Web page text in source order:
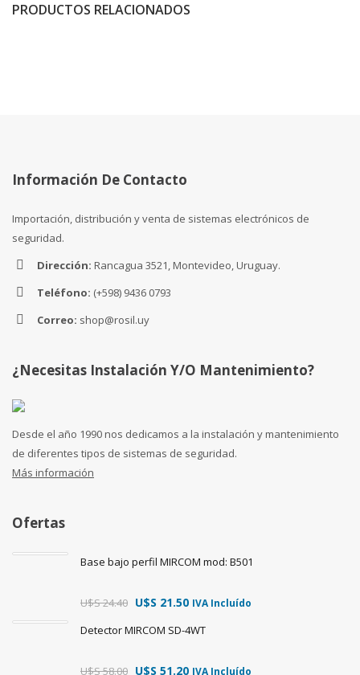
PRODUCTOS RELACIONADOS
Información De Contacto
Importación, distribución y venta de sistemas electrónicos de
seguridad.
Dirección: Rancagua 3521, Montevideo, Uruguay.
Teléfono: (+598) 9436 0793
Correo: shop@rosil.uy
¿Necesitas Instalación Y/o Mantenimiento?
Desde el año 1990 nos dedicamos a la instalación y mantenimiento
de diferentes tipos de sistemas de seguridad.
Más información
Ofertas
Base bajo perfil MIRCOM mod: B501
U$S24.40 U$S 21.50 IVA Incluído
Detector MIRCOM SD-4WT
U$S58.00 U$S 51.20 IVA Incluído